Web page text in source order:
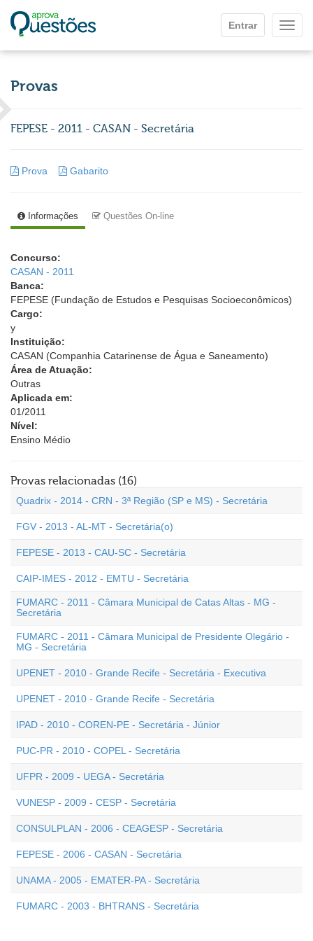
Entrar
Provas
FEPESE - 2011 - CASAN - Secretária
Prova Gabarito
Informações Questões On-line
Concurso:
CASAN - 2011
Banca:
FEPESE (Fundação de Estudos e Pesquisas Socioeconômicos)
Cargo:
y
Instituição:
CASAN (Companhia Catarinense de Água e Saneamento)
Área de Atuação:
Outras
Aplicada em:
01/2011
Nível:
Ensino Médio
Provas relacionadas (16)
Quadrix - 2014 - CRN - 3ª Região (SP e MS) - Secretária
FGV - 2013 - AL-MT - Secretária(o)
FEPESE - 2013 - CAU-SC - Secretária
CAIP-IMES - 2012 - EMTU - Secretária
FUMARC - 2011 - Câmara Municipal de Catas Altas - MG -
Secretária
FUMARC - 2011 - Câmara Municipal de Presidente Olegário -
MG - Secretária
UPENET - 2010 - Grande Recife - Secretária - Executiva
UPENET - 2010 - Grande Recife - Secretária
IPAD - 2010 - COREN-PE - Secretária - Júnior
PUC-PR - 2010 - COPEL - Secretária
UFPR - 2009 - UEGA - Secretária
VUNESP - 2009 - CESP - Secretária
CONSULPLAN - 2006 - CEAGESP - Secretária
FEPESE - 2006 - CASAN - Secretária
UNAMA - 2005 - EMATER-PA - Secretária
FUMARC - 2003 - BHTRANS - Secretária